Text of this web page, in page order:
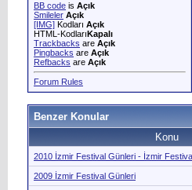
BB code is Açık
Smileler Açık
[IMG] Kodları Açık
HTML-KodlarıKapalı
Trackbacks are Açık
Pingbacks are Açık
Refbacks are Açık
Forum Rules
Benzer Konular
Konu
2010 İzmir Festival Günleri - İzmir
2009 İzmir Festival Günleri